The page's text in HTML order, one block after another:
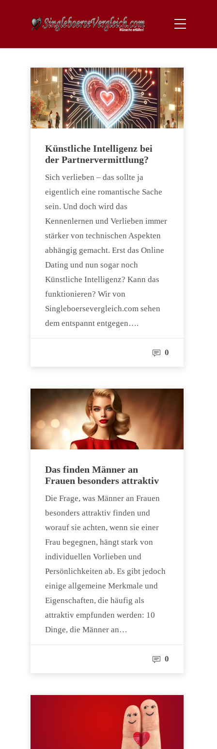
Künstliche Intelligenz bei
der Partnervermittlung?
Sich verlieben – das sollte ja
eigentlich eine romantische Sache
sein. Und doch wird das
Kennenlernen und Verlieben immer
stärker von technischen Aspekten
abhängig gemacht. Erst das Online
Dating und nun sogar noch
Künstliche Intelligenz? Kann das
funktionieren? Wir von
Singleboersevergleich.com sehen
dem entspannt entgegen….
0
Das finden Männer an
Frauen besonders attraktiv
Die Frage, was Männer an Frauen
besonders attraktiv finden und
worauf sie achten, wenn sie einer
Frau begegnen, hängt stark von
individuellen Vorlieben und
Persönlichkeiten ab. Es gibt jedoch
einige allgemeine Merkmale und
Eigenschaften, die häufig als
attraktiv empfunden werden: 10
Dinge, die Männer an…
0